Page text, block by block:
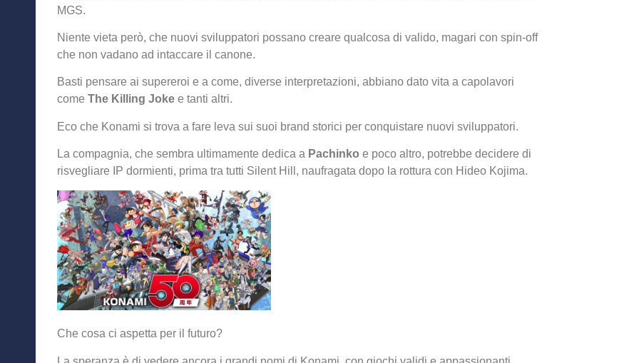
MGS.
Niente vieta però, che nuovi sviluppatori possano creare qualcosa di valido, magari con spin-off
che non vadano ad intaccare il canone.
Basti pensare ai supereroi e a come, diverse interpretazioni, abbiano dato vita a capolavori
come The Killing Joke e tanti altri.
Eco che Konami si trova a fare leva sui suoi brand storici per conquistare nuovi sviluppatori.
La compagnia, che sembra ultimamente dedica a Pachinko e poco altro, potrebbe decidere di
risvegliare IP dormienti, prima tra tutti Silent Hill, naufragata dopo la rottura con Hideo Kojima.
Che cosa ci aspetta per il futuro?